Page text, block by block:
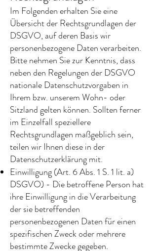
Im Folgenden erhalten Sie eine
Übersicht der Rechtsgrundlagen der
DSGVO, auf deren Basis wir
personenbezogene Daten verarbeiten.
Bitte nehmen Sie zur Kenntnis, dass
neben den Regelungen der DSGVO
nationale Datenschutzvorgaben in
Ihrem bzw. unserem Wohn- oder
Sitzland gelten können. Sollten ferner
im Einzelfall speziellere
Rechtsgrundlagen maßgeblich sein,
teilen wir Ihnen diese in der
Datenschutzerklärung mit.
Einwilligung (Art. 6 Abs. 1 S. 1 lit. a)
DSGVO) - Die betroffene Person hat
ihre Einwilligung in die Verarbeitung
der sie betreffenden
personenbezogenen Daten für einen
spezifischen Zweck oder mehrere
bestimmte Zwecke gegeben.